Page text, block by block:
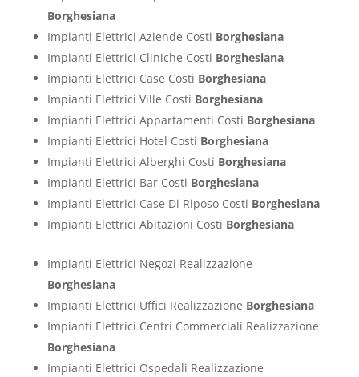
Borghesiana
Impianti Elettrici Aziende Costi Borghesiana
Impianti Elettrici Cliniche Costi Borghesiana
Impianti Elettrici Case Costi Borghesiana
Impianti Elettrici Ville Costi Borghesiana
Impianti Elettrici Appartamenti Costi Borghesiana
Impianti Elettrici Hotel Costi Borghesiana
Impianti Elettrici Alberghi Costi Borghesiana
Impianti Elettrici Bar Costi Borghesiana
Impianti Elettrici Case Di Riposo Costi Borghesiana
Impianti Elettrici Abitazioni Costi Borghesiana
Impianti Elettrici Negozi Realizzazione
Borghesiana
Impianti Elettrici Uffici Realizzazione Borghesiana
Impianti Elettrici Centri Commerciali Realizzazione
Borghesiana
Impianti Elettrici Ospedali Realizzazione